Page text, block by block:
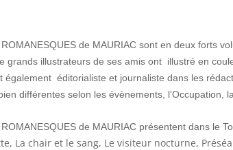
ROMANESQUES de MAURIAC sont en deux forts
grands illustrateurs de ses amis ont illustré en
également éditorialiste et journaliste dans les
différentes selon les évènements, l’Occupation,
de MAURIAC présentent dans le
La chair et le sang, Le visiteur nocturne,